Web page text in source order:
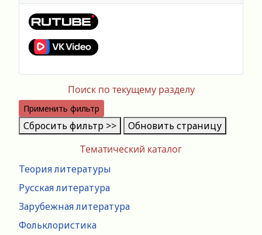
Тематический каталог
Теория литературы
Русская литература
Зарубежная литература
Фольклористика
Поиск по текущему разделу
Применить фильтр
Сбросить фильтр >> Обновить страницу